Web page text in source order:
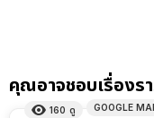
คุณอาจชอบเรื่องร
160 ดู GOOGLE